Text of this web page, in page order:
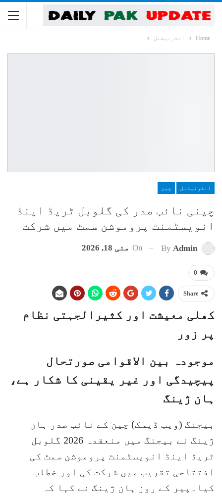
Home انٹرنیشنل
انٹرنیشنل چین
چینی نائب صدر کی گلوبل ٹریڈ اینڈ
انویسٹمنٹ پروموشن سمٹ میں شرکت
By Admin
On مئی 18, 2026
0
Share
کھلی معیشت اور کثیرالجہتی نظام
پر زور
موجودہ بین الاقوامی صورتحال
پیچیدگی اور غیر یقینی کا شکار ہے،
ہان ژینگ
بیجنگ (ویب ڈیسک) چین کے نائب صدر ہان
ژینگ نے بیجنگ میں منعقدہ 2026 گلوبل
ٹریڈ اینڈ انویسٹمنٹ پروموشن سمٹ کی
افتتاحی تقریب میں شرکت کی اور خطاب
کیا۔پیر کے روز ہان ژینگ نے کہا کہ